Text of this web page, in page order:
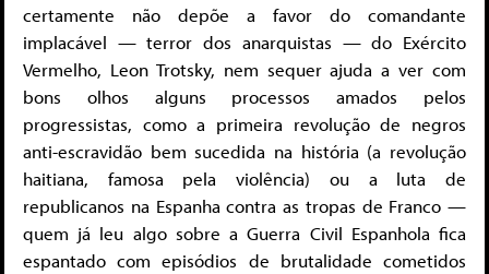
certamente não depõe a favor do comandante
implacável — terror dos anarquistas — do Exército
Vermelho, Leon Trotsky, nem sequer ajuda a ver com
bons olhos alguns processos amados pelos
progressistas, como a primeira revolução de negros
anti-escravidão bem sucedida na história (a revolução
haitiana, famosa pela violência) ou a luta de
republicanos na Espanha contra as tropas de Franco —
quem já leu algo sobre a Guerra Civil Espanhola fica
espantado com episódios de brutalidade cometidos